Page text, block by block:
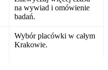
na wywiad i omówienie
badań.
Wybór placówki w całym
Krakowie.